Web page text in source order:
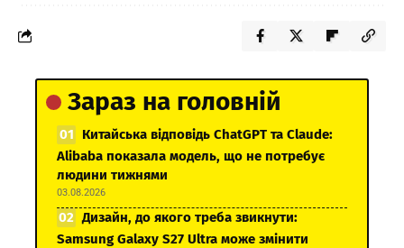
Зараз на головній
Китайська відповідь ChatGPT та Claude:
Alibaba показала модель, що не потребує
людини тижнями
03.08.2026
Дизайн, до якого треба звикнути:
Samsung Galaxy S27 Ultra може змінити